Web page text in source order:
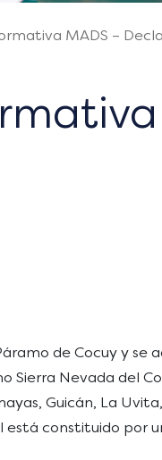
MADS –
de Cocuy y
Sierra Nevada del
Guicán, La
constituido por